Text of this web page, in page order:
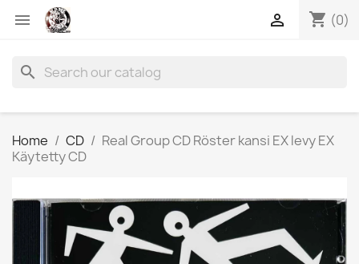
 shopping_cart (0)

search
Home CD
Real Group CD Röster kansi EX levy EX
Käytetty CD